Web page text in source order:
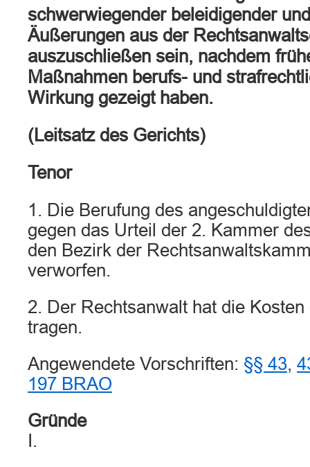
schwerwiegender beleidigender
Äußerungen aus der
auszuschließen sein, nachdem
Maßnahmen berufs- und
Wirkung gezeigt haben.
(Leitsatz des Gerichts)
Tenor
1. Die Berufung des
gegen das Urteil der 2. Kammer
den Bezirk der
verworfen.
2. Der Rechtsanwalt hat die
tragen.
Angewendete Vorschriften: §§ 43,
197 BRAO
Gründe
I.